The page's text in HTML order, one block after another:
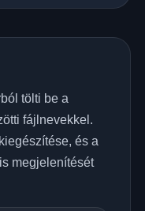
tölti be a
fájlnevekkel.
és a
megjelenítését